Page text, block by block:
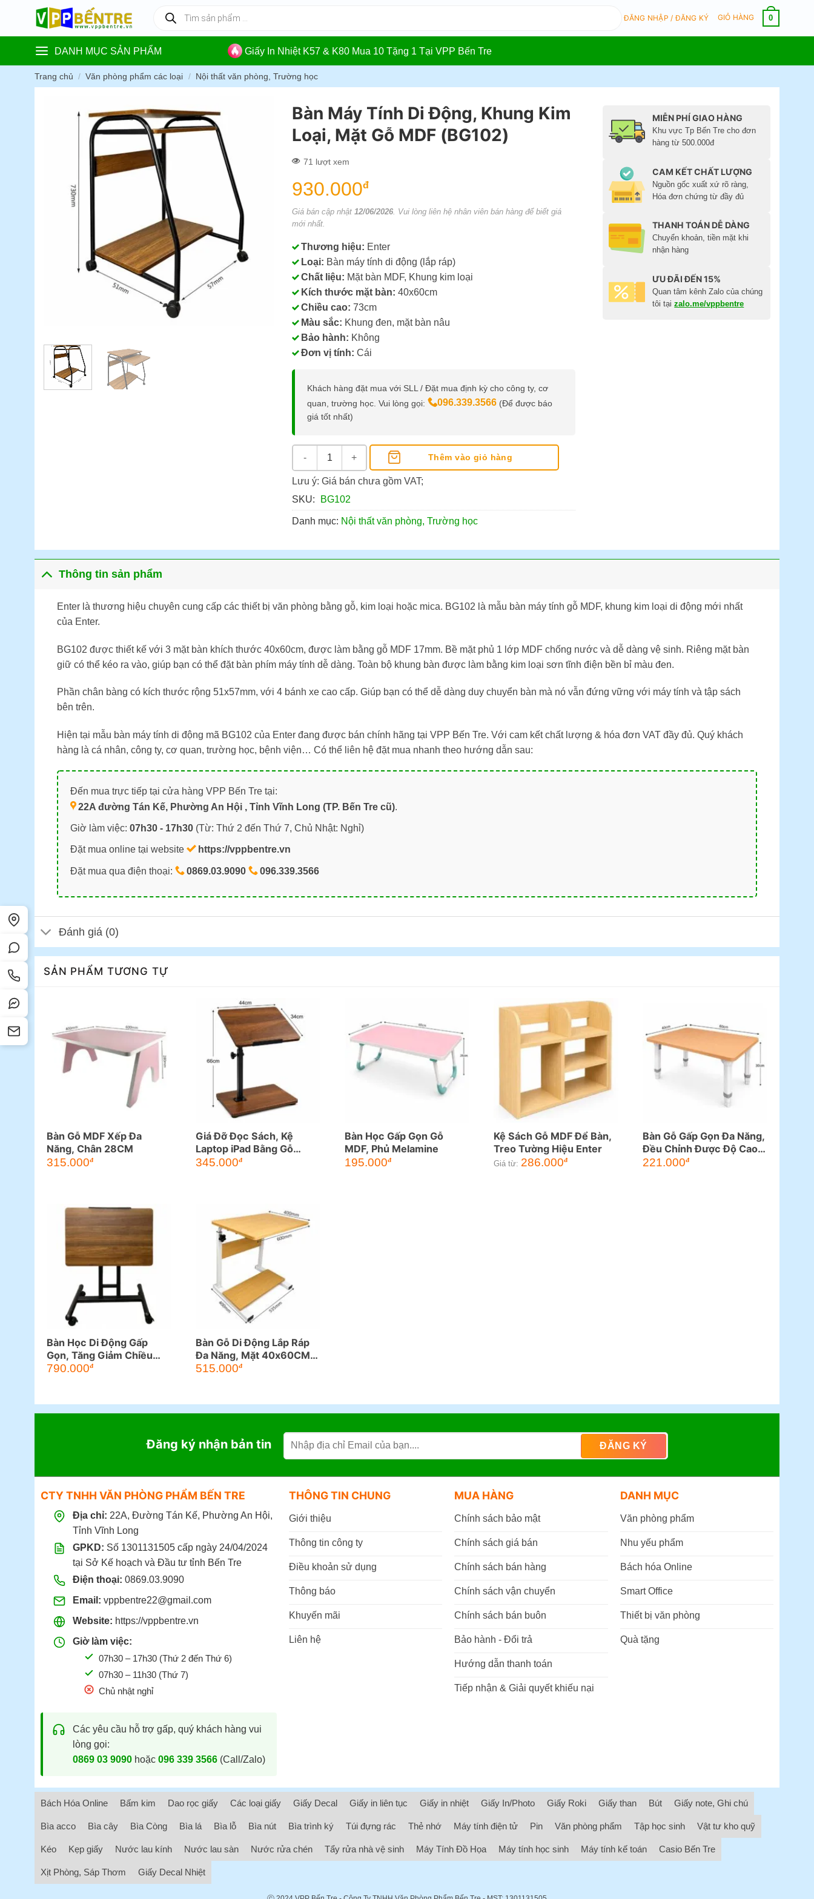
content
kiếm
phẩm
ĐĂNG NHẬP / ĐĂNG KÝ GIỎ HÀNG 0
DANH MỤC SẢN PHẨM Giấy In Nhiệt K57 & K80 Mua 10 Tặng 1 Tại VPP Bến Tre
Trang chủ / Văn phòng phẩm các loại / Nội thất văn phòng, Trường học
Bàn Máy Tính Di Động, Khung Kim
Loại, Mặt Gỗ MDF (BG102)
71 lượt xem
930.000đ
Giá bán cập nhật 12/06/2026 . Vui lòng liên hệ nhân viên bán hàng để biết giá
mới nhất.
Thương hiệu: Enter
Loại: Bàn máy tính di động (lắp ráp)
Chất liệu: Mặt bàn MDF, Khung kim loại
Kích thước mặt bàn: 40x60cm
Chiều cao: 73cm
Màu sắc: Khung đen, mặt bàn nâu
Bảo hành: Không
Đơn vị tính: Cái
Khách hàng đặt mua với SLL / Đặt mua định kỳ cho công ty, cơ
quan, trường học. Vui lòng gọi:
096.339.3566 (Để được báo
giá tốt nhất)
Bàn Máy Tính Di Động, Khung Kim Loại, Mặt Gỗ MDF (BG102) số lượng
Thêm vào giỏ hàng
Lưu ý: Giá bán chưa gồm VAT;
SKU:
BG102
Danh mục: Nội thất văn phòng, Trường học
MIỄN PHÍ GIAO HÀNG
Khu vực Tp Bến Tre cho đơn
hàng từ 500.000đ
CAM KẾT CHẤT LƯỢNG
Nguồn gốc xuất xứ rõ ràng,
Hóa đơn chứng từ đầy đủ
THANH TOÁN DỄ DÀNG
Chuyển khoản, tiền mặt khi
nhận hàng
ƯU ĐÃI ĐẾN 15%
Quan tâm kênh Zalo của chúng
tôi tạizalo.me/vppbentre
Thông tin sản phẩm
Enter là thương hiệu chuyên cung cấp các thiết bị văn phòng bằng gỗ, kim loại hoặc mica. BG102 là mẫu bàn máy tính gỗ MDF, khung kim loại di động mới nhất
của Enter.
BG102 được thiết kế với 3 mặt bàn khích thước 40x60cm, được làm bằng gỗ MDF 17mm. Bề mặt phủ 1 lớp MDF chống nước và dễ dàng vệ sinh. Riêng mặt bàn
giữ có thể kéo ra vào, giúp bạn có thể đặt bàn phím máy tính dễ dàng. Toàn bộ khung bàn được làm bằng kim loại sơn tĩnh điện bền bỉ màu đen.
Phần chân bàng có kích thước rộng 51x57mm, với 4 bánh xe cao cấp. Giúp bạn có thể dễ dàng duy chuyển bàn mà nó vẫn đứng vững với máy tính và tập sách
bên trên.
Hiện tại mẫu bàn máy tính di động mã BG102 của Enter đang được bán chính hãng tại VPP Bến Tre. Với cam kết chất lượng & hóa đơn VAT đầy đủ. Quý khách
hàng là cá nhân, công ty, cơ quan, trường học, bệnh viện… Có thể liên hệ đặt mua nhanh theo hướng dẫn sau:
Đến mua trực tiếp tại cửa hàng VPP Bến Tre tại:
22A đường Tán Kế, Phường An Hội , Tỉnh Vĩnh Long (TP. Bến Tre cũ).
Giờ làm việc: 07h30 - 17h30(Từ: Thứ 2 đến Thứ 7, Chủ Nhật: Nghỉ)
Đặt mua online tại website https://vppbentre.vn
Đặt mua qua điện thoại: 0869.03.9090 096.339.3566
Đánh giá (0)
SẢN PHẨM TƯƠNG TỰ
Bàn Gỗ MDF Xếp Đa
Năng, Chân 28CM
315.000đ
Giá Đỡ Đọc Sách, Kệ
Laptop iPad Bằng Gỗ
Chỉnh Độ Cao Thông Minh
345.000đ
Bàn Học Gấp Gọn Gỗ
MDF, Phủ Melamine
195.000đ
Kệ Sách Gỗ MDF Để Bàn,
Treo Tường Hiệu Enter
Giá từ: 286.000đ
Bàn Gỗ Gấp Gọn Đa Năng,
Đều Chỉnh Được Độ Cao
Chân Bàn
221.000đ
Bàn Học Di Động Gấp
Gọn, Tăng Giảm Chiều
Cao, Đều Chỉnh Độ
790.000đ
Bàn Gỗ Di Động Lắp Ráp
Đa Năng, Mặt 40x60CM,
Cao 50-84CM
515.000đ
Đăng ký nhận bản tin
CTY TNHH VĂN PHÒNG PHẨM BẾN TRE
Địa chỉ: 22A, Đường Tán Kế, Phường An Hội,
Tỉnh Vĩnh Long
GPKD: Số 1301131505 cấp ngày 24/04/2024
tại Sở Kế hoạch và Đầu tư tỉnh Bến Tre
Điện thoại: 0869.03.9090
Email: vppbentre22@gmail.com
Website: https://vppbentre.vn
Giờ làm việc:
07h30 – 17h30 (Thứ 2 đến Thứ 6)
07h30 – 11h30 (Thứ 7)
Chủ nhật nghỉ
Các yêu cầu hỗ trợ gấp, quý khách hàng vui
lòng gọi:
0869 03 9090hoặc 096 339 3566(Call/Zalo)
THÔNG TIN CHUNG
Giới thiệu
Thông tin công ty
Điều khoản sử dụng
Thông báo
Khuyến mãi
Liên hệ
MUA HÀNG
Chính sách bảo mật
Chính sách giá bán
Chính sách bán hàng
Chính sách vận chuyển
Chính sách bán buôn
Bảo hành - Đổi trả
Hướng dẫn thanh toán
Tiếp nhận & Giải quyết khiếu nại
DANH MỤC
Văn phòng phẩm
Nhu yếu phẩm
Bách hóa Online
Smart Office
Thiết bị văn phòng
Quà tặng
Bách Hóa Online Bấm kim Dao rọc giấy Các loại giấy Giấy Decal Giấy in liên tục Giấy in nhiệt Giấy In/Photo Giấy Roki Giấy than Bút Giấy note, Ghi chú
Bìa acco Bìa cây Bìa Còng Bìa lá Bìa lỗ Bìa nút Bìa trình ký Túi đựng rác Thẻ nhớ Máy tính điện tử Pin Văn phòng phẩm Tập học sinh Vật tư kho quỹ
Kéo Kẹp giấy Nước lau kính Nước lau sàn Nước rửa chén Tẩy rửa nhà vệ sinh Máy Tính Đồ Họa Máy tính học sinh Máy tính kế toán Casio Bến Tre
Xịt Phòng, Sáp Thơm Giấy Decal Nhiệt